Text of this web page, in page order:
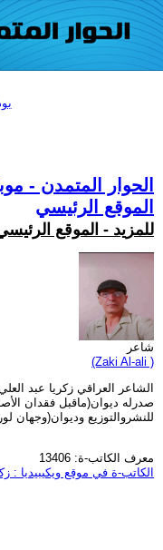
الحوار المتمدن -
الموقع الرئيسي
للمزيد - الموقع
شاعر
(Zaki Al-ali )
الشاعر العراقي زكريا عبد
للنشروالتوزيع وديوان(وجهان
معرف الكاتب-ة: 13406
الكاتب-ة في موقع ويكيبيديا :